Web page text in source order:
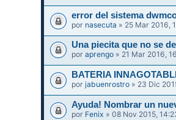
error del sistema
por nasecuta » 25 Mar 2016,
Una piecita que no se
poraprengo » 21 Mar 2016,
BATERIA
porjabuenrostro » 23 Dic
Ayuda! Nombrar un
por Fenix » 08 Nov 2015,